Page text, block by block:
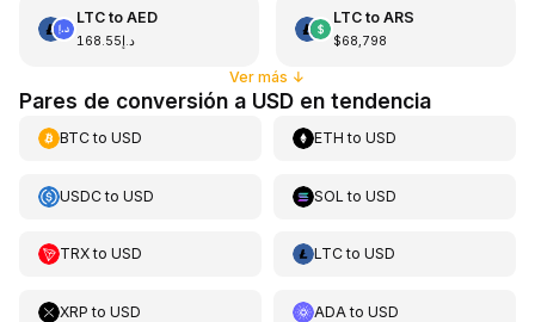
LTCto AED
د.إ168.55
LTCto ARS
$68,798
Ver más ↓
Pares de conversión a USD en tendencia
BTCto USD ETH toUSD
USDCto USD SOL toUSD
TRXto USD LTCtoUSD
XRP to USD ADA toUSD